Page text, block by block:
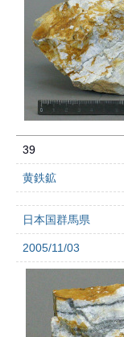
39
黄鉄鉱
日本国群馬県
2005/11/03